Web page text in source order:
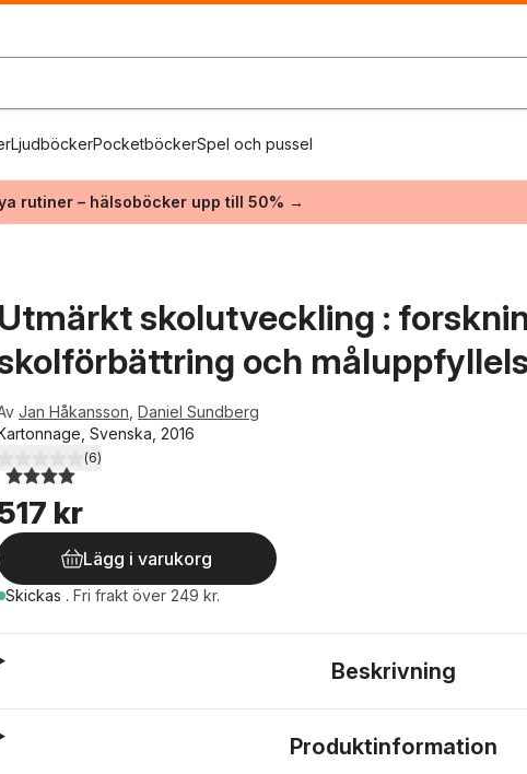
LjudböckerPocketböckerSpel och pussel
rutiner – hälsoböcker upp till 50% →
Utmärkt skolutveckling :
och
Jan Håkansson Daniel Sundberg
Svenska, 2016
4,0utav 5 stjärnor. Totalt antal röster:
(6)
kr
Lägg i varukorg
Skickas . Fri frakt över 249 kr.
Beskrivning
Produktinformation